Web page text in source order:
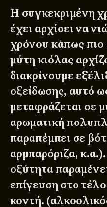
Η συγκεκριμένη
έχει αρχίσει να
χρόνου κάπως
μύτη κιόλας
διακρίνουμε
οξείδωσης, αυτό
μεταφράζεται σε
αρωματική
παραπέμπει σε
αρμπαρόριζα,
οξύτητα
επίγευση στο
κοντή.